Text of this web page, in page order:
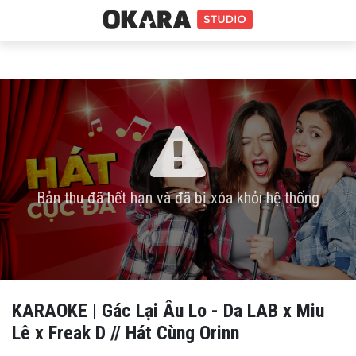
Bản thu đã hết hạn và đã bị xóa khỏi hệ thống
KARAOKE | Gác Lại Âu Lo - Da LAB x Miu
Lê x Freak D // Hát Cùng Orinn